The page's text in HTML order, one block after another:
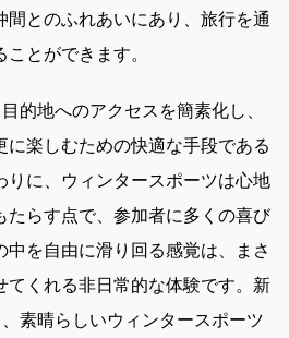
間とのふれあいにあり、旅行を通
とができます。
的地へのアクセスを簡素化し、
に楽しむための快適な手段である
りに、ウィンタースポーツは心地
たらす点で、参加者に多くの喜び
中を自由に滑り回る感覚は、まさ
てくれる非日常的な体験です。新
素晴らしいウィンタースポーツ